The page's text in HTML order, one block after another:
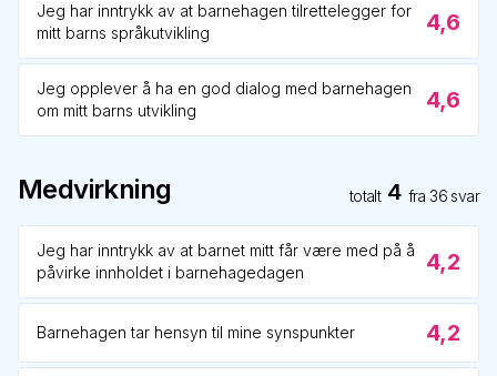
Jeg har inntrykk av at barnehagen tilrettelegger for
mitt barns språkutvikling
4,6
Jeg opplever å ha en god dialog med barnehagen
om mitt barns utvikling
4,6
Medvirkning totalt 4 fra 36 svar
Jeg har inntrykk av at barnet mitt får være med på å
påvirke innholdet i barnehagedagen
4,2
Barnehagen tar hensyn til mine synspunkter 4,2